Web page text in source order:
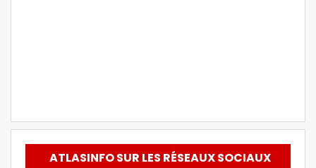
ATLASINFO SUR LES RÉSEAUX SOCIAUX